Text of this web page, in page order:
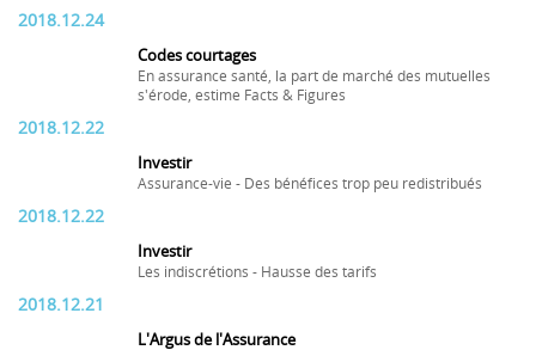
2018.12.24
Codes courtages
En assurance santé, la part de marché des mutuelles
s'érode, estime Facts & Figures
2018.12.22
Investir
Assurance-vie - Des bénéfices trop peu redistribués
2018.12.22
Investir
Les indiscrétions - Hausse des tarifs
2018.12.21
L'Argus de l'Assurance